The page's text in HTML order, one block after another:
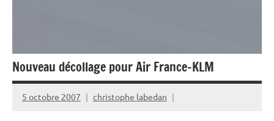
Nouveau décollage pour Air France-KLM
5 octobre 2007 christophe labedan